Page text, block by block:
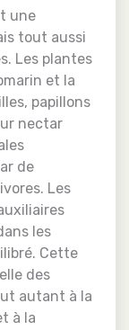
une
tout aussi
Les plantes
et la
papillons
nectar
de
Les
les
Cette
des
autant à la
à la